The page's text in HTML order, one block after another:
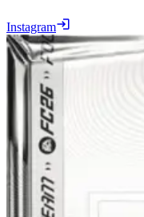
Instagram